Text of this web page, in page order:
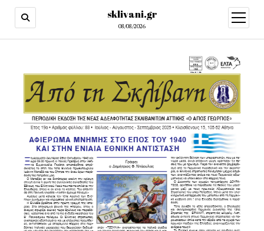
sklivani.gr
08/08/2026
open
menu